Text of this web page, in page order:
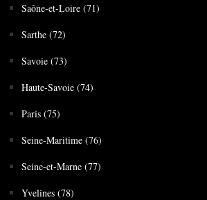
Saône-et-Loire (71)
Sarthe (72)
Savoie (73)
Haute-Savoie (74)
Paris (75)
Seine-Maritime (76)
Seine-et-Marne (77)
Yvelines (78)